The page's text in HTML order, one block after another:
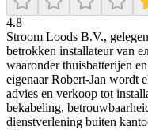
4.8
Stroom Loods B.V.,
betrokken installateur van
waaronder thuisbatterijen
eigenaar Robert‑Jan wordt
advies en verkoop tot
bekabeling,
dienstverlening buiten